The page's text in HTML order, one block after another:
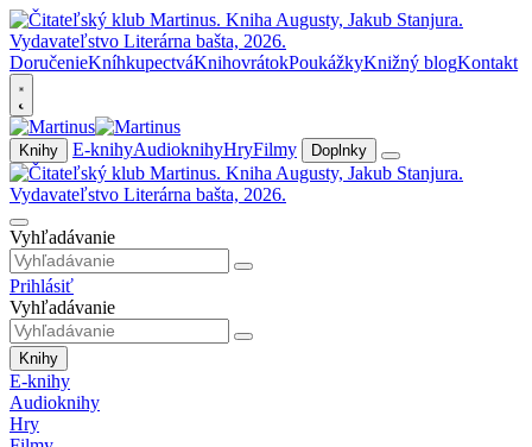
DoručenieKníhkupectváKnihovrátokPoukážkyKnižný blogKontakt
Knihy E-knihyAudioknihyHryFilmy Doplnky
Vyhľadávanie
Prihlásiť
Vyhľadávanie
Knihy
E-knihy
Audioknihy
Hry